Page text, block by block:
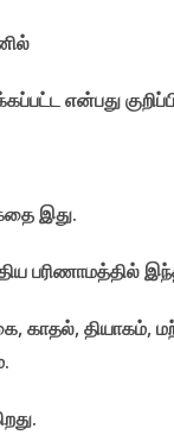
என்பது
இது.
பரிணாமத்தில்
காதல், தியாகம்,